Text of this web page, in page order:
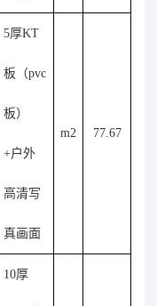
5厚KT
板（pvc
板）
+户外
高清写
真画面
m2 77.67
10厚